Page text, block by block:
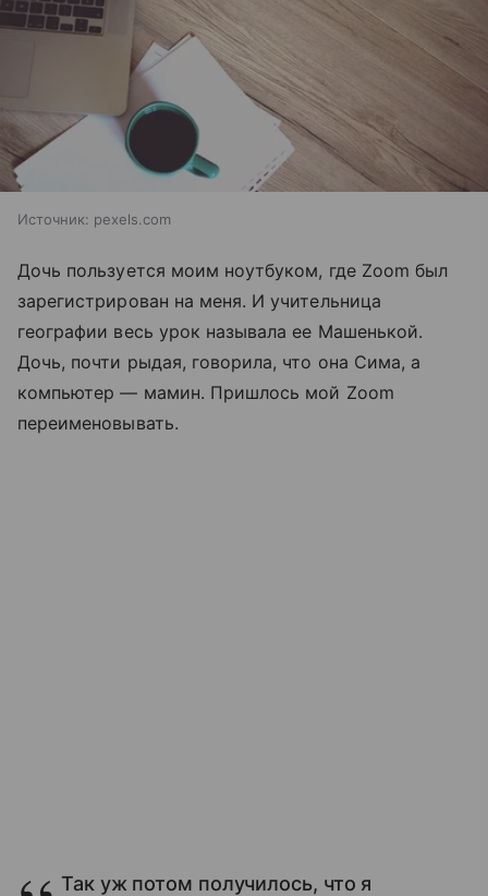
Источник: pexels.com
Дочь пользуется моим ноутбуком, где Zoom был
зарегистрирован на меня. И учительница
географии весь урок называла ее Машенькой.
Дочь, почти рыдая, говорила, что она Сима, а
компьютер — мамин. Пришлось мой Zoom
переименовывать.
Так уж потом получилось, что я